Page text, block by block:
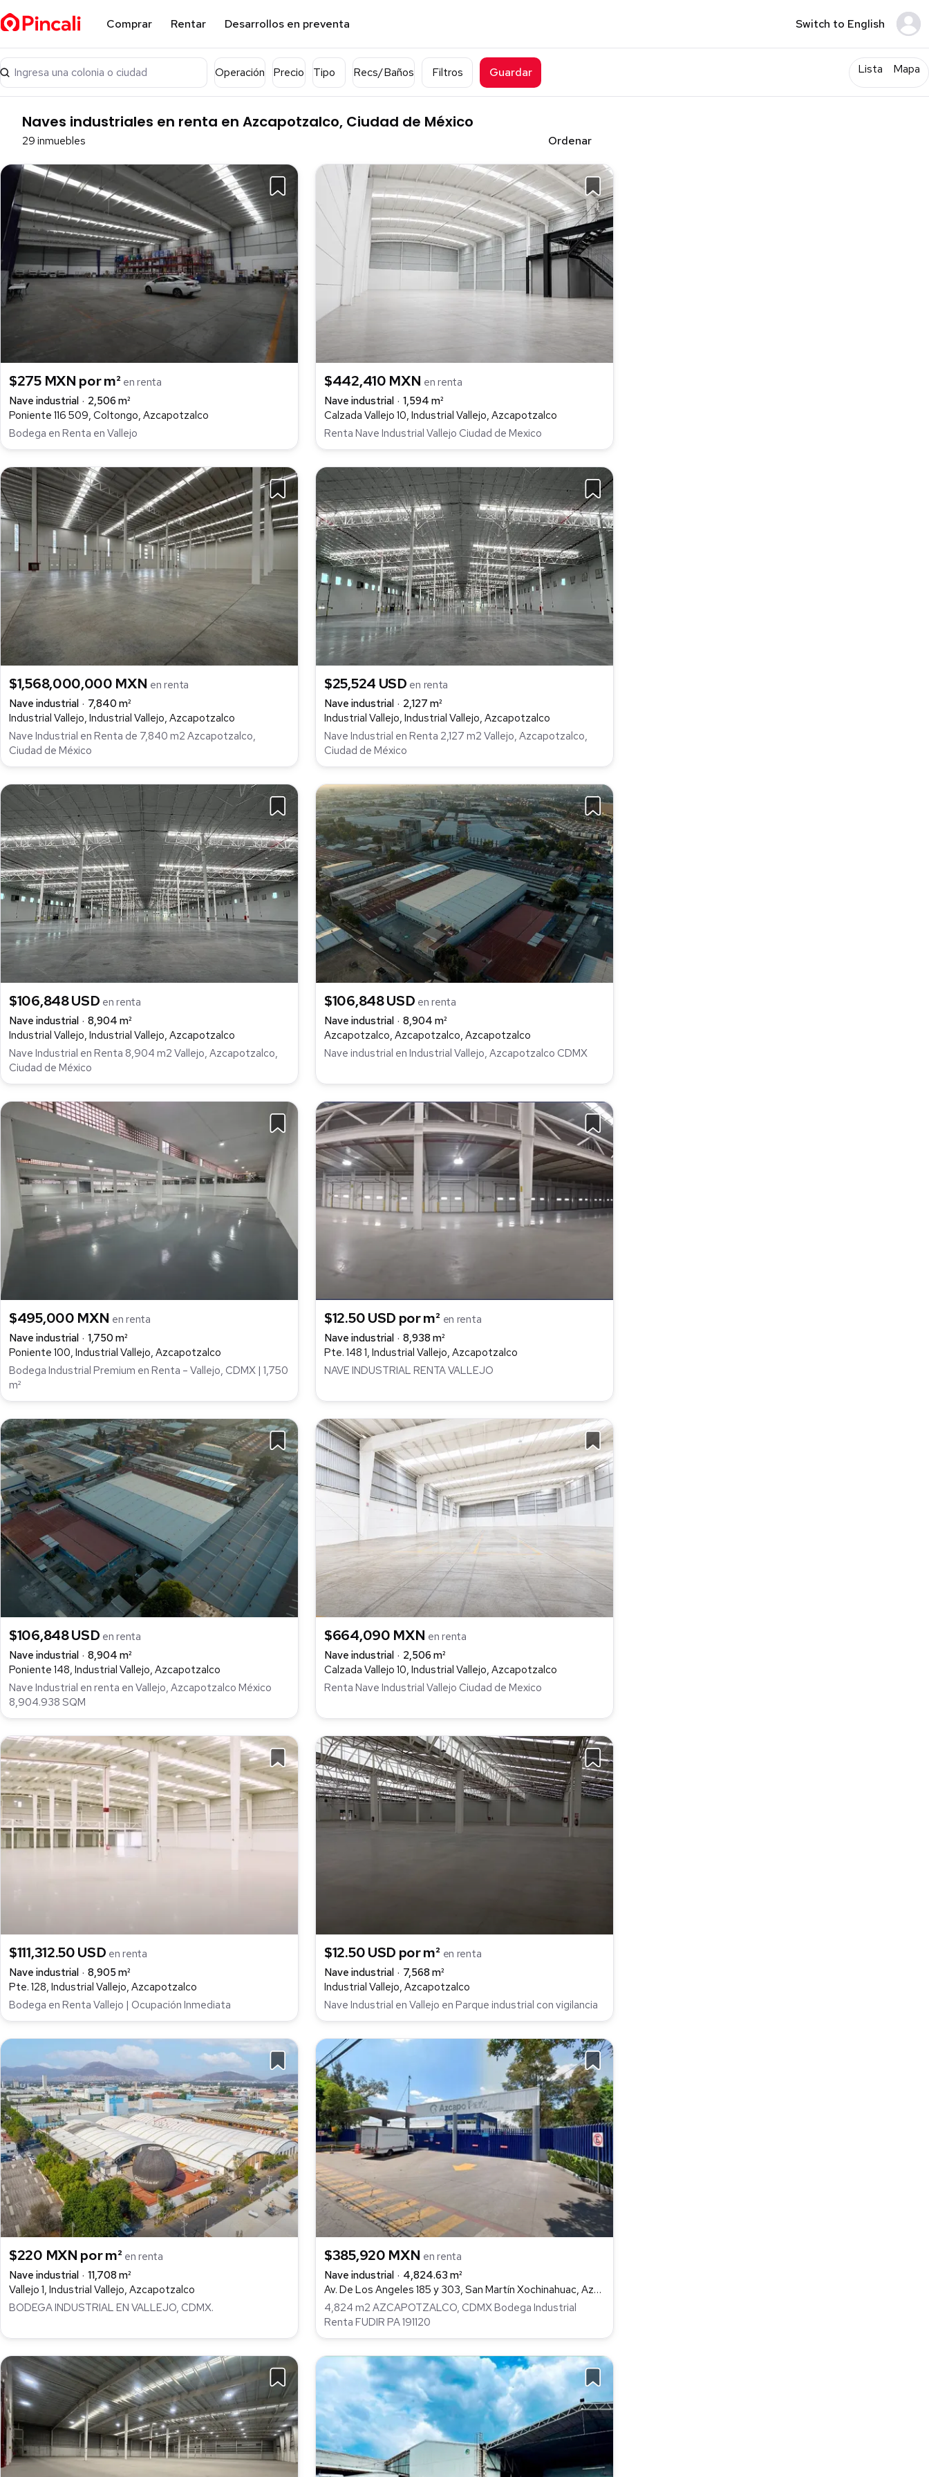
Comprar Rentar Desarrollos en preventa Switch to English
Ingresa una colonia o ciudad Operación Precio Tipo Recs/Baños Filtros Guardar Lista Mapa
Naves industriales en renta en Azcapotzalco, Ciudad de México
29 inmuebles Ordenar
$275 MXN por m² en renta
Nave industrial
2,506 m²
Poniente 116 509, Coltongo, Azcapotzalco
Bodega en Renta en Vallejo
$442,410 MXN en renta
Nave industrial
1,594 m²
Calzada Vallejo 10, Industrial Vallejo, Azcapotzalco
Renta Nave Industrial Vallejo Ciudad de Mexico
$1,568,000,000 MXN en renta
Nave industrial
7,840 m²
Industrial Vallejo, Industrial Vallejo, Azcapotzalco
Nave Industrial en Renta de 7,840 m2 Azcapotzalco,
Ciudad de México
$25,524 USD en renta
Nave industrial
2,127 m²
Industrial Vallejo, Industrial Vallejo, Azcapotzalco
Nave Industrial en Renta 2,127 m2 Vallejo, Azcapotzalco,
Ciudad de México
$106,848 USD en renta
Nave industrial
8,904 m²
Industrial Vallejo, Industrial Vallejo, Azcapotzalco
Nave Industrial en Renta 8,904 m2 Vallejo, Azcapotzalco,
Ciudad de México
$106,848 USD en renta
Nave industrial
8,904 m²
Azcapotzalco, Azcapotzalco, Azcapotzalco
Nave industrial en Industrial Vallejo, Azcapotzalco CDMX
$495,000 MXN en renta
Nave industrial
1,750 m²
Poniente 100, Industrial Vallejo, Azcapotzalco
Bodega Industrial Premium en Renta – Vallejo, CDMX | 1,750
m²
$12.50 USD por m² en renta
Nave industrial
8,938 m²
Pte. 148 1, Industrial Vallejo, Azcapotzalco
NAVE INDUSTRIAL RENTA VALLEJO
$106,848 USD en renta
Nave industrial
8,904 m²
Poniente 148, Industrial Vallejo, Azcapotzalco
Nave Industrial en renta en Vallejo, Azcapotzalco México
8,904.938 SQM
$664,090 MXN en renta
Nave industrial
2,506 m²
Calzada Vallejo 10, Industrial Vallejo, Azcapotzalco
Renta Nave Industrial Vallejo Ciudad de Mexico
$111,312.50 USD en renta
Nave industrial
8,905 m²
Pte. 128, Industrial Vallejo, Azcapotzalco
Bodega en Renta Vallejo | Ocupación Inmediata
$12.50 USD por m² en renta
Nave industrial
7,568 m²
Industrial Vallejo, Azcapotzalco
Nave Industrial en Vallejo en Parque industrial con vigilancia
$220 MXN por m² en renta
Nave industrial
11,708 m²
Vallejo 1, Industrial Vallejo, Azcapotzalco
BODEGA INDUSTRIAL EN VALLEJO, CDMX.
$385,920 MXN en renta
Nave industrial
4,824.63 m²
Av. De Los Angeles 185 y 303, San Martín Xochinahuac, Azcapotzalco
4,824 m2 AZCAPOTZALCO, CDMX Bodega Industrial
Renta FUDIR PA 191120